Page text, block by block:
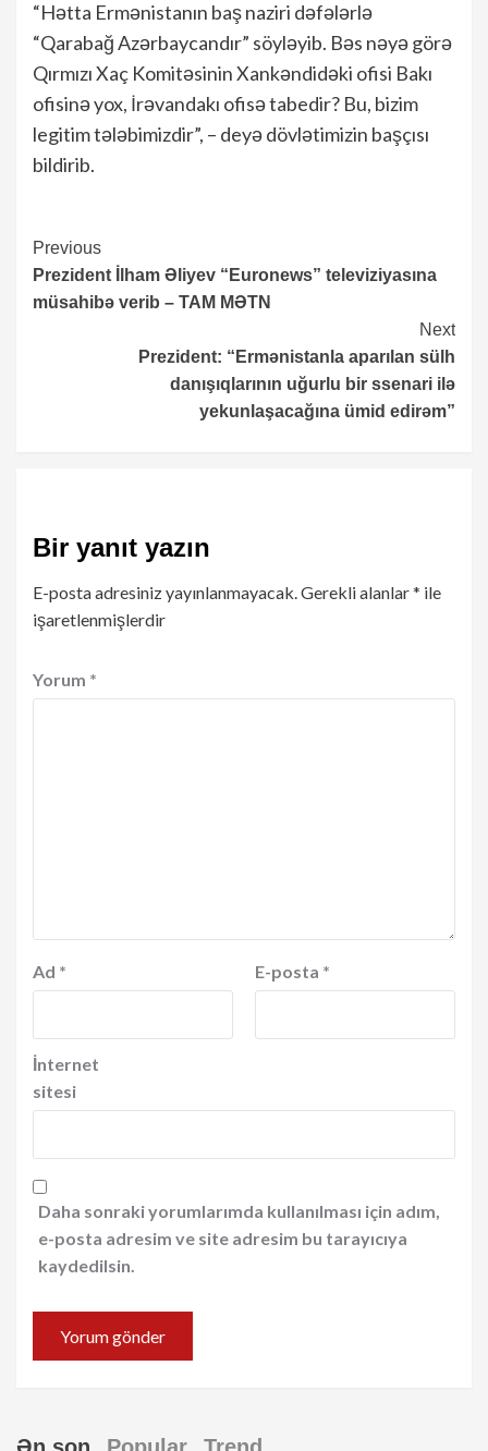
“Hətta Ermənistanın baş naziri dəfələrlə
“Qarabağ Azərbaycandır” söyləyib. Bəs nəyə görə
Qırmızı Xaç Komitəsinin Xankəndidəki ofisi Bakı
ofisinə yox, İrəvandakı ofisə tabedir? Bu, bizim
legitim tələbimizdir”, – deyə dövlətimizin başçısı
bildirib.
Continue
Reading
Previous
Prezident İlham Əliyev “Euronews” televiziyasına
müsahibə verib – TAM MƏTN
Next
Prezident: “Ermənistanla aparılan sülh
danışıqlarının uğurlu bir ssenari ilə
yekunlaşacağına ümid edirəm”
Bir yanıt yazın
E-posta adresiniz yayınlanmayacak.Gerekli alanlar* ile
işaretlenmişlerdir
Yorum *
Ad * E-posta *
İnternet
sitesi
Daha sonraki yorumlarımda kullanılması için adım,
e-posta adresim ve site adresim bu tarayıcıya
kaydedilsin.